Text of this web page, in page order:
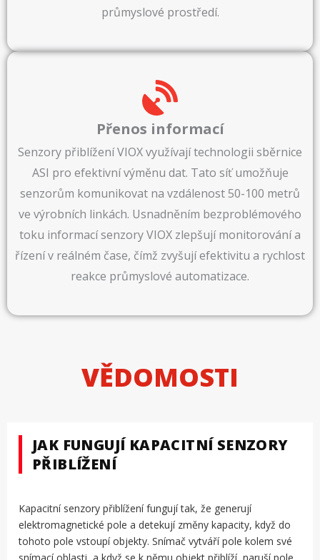
průmyslové prostředí.
Přenos informací
Senzory přiblížení VIOX využívají technologii sběrnice
ASI pro efektivní výměnu dat. Tato síť umožňuje
senzorům komunikovat na vzdálenost 50-100 metrů
ve výrobních linkách. Usnadněním bezproblémového
toku informací senzory VIOX zlepšují monitorování a
řízení v reálném čase, čímž zvyšují efektivitu a rychlost
reakce průmyslové automatizace.
VĚDOMOSTI
JAK FUNGUJÍ KAPACITNÍ SENZORY
PŘIBLÍŽENÍ
Kapacitní senzory přiblížení fungují tak, že generují
elektromagnetické pole a detekují změny kapacity, když do
tohoto pole vstoupí objekty. Snímač vytváří pole kolem své
snímací oblasti, a když se k němu objekt přiblíží, naruší pole